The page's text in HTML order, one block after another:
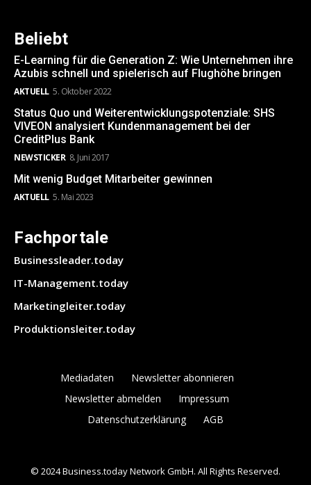
Beliebt
E-Learning für die Generation Z: Wie Unternehmen ihre
Azubis schnell und spielerisch auf Flughöhe bringen
AKTUELL 5. Oktober 2022
Status Quo und Weiterentwicklungspotenziale: SHS
VIVEON analysiert Kundenmanagement bei der
CreditPlus Bank
NEWSTICKER 8. Juni 2017
Mit wenig Budget Mitarbeiter gewinnen
AKTUELL 5. Mai 2023
Fachportale
Businessleader.today
IT-Management.today
Marketingleiter.today
Produktionsleiter.today
Mediadaten
Newsletter abonnieren
Newsletter abmelden
Impressum
Datenschutzerklärung
AGB
© 2024 Business.today Network GmbH. All Rights Reserved.